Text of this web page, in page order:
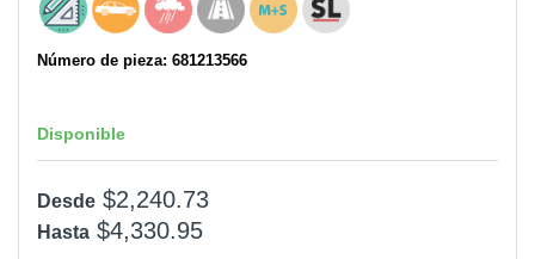
Número de pieza: 681213566
Disponible
Desde $2,240.73
Hasta $4,330.95